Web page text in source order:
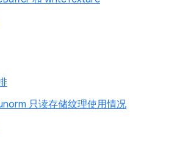
只读存储纹理使用情况